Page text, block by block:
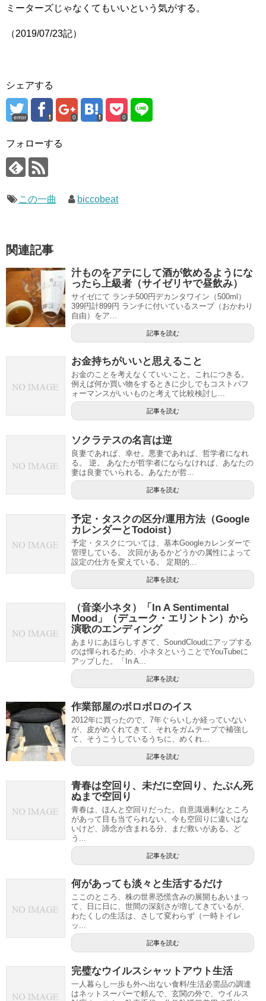
ミーターズじゃなくてもいいという気がする。
（2019/07/23記）
シェアする
error 0 0
フォローする
この一曲 biccobeat
関連記事
汁ものをアテにして酒が飲めるようにな
ったら上級者（サイゼリヤで昼飲み）
サイゼにて ランチ500円デカンタワイン（500ml）
399円計899円 ランチに付いているスープ（おかわり
自由）をア...
記事を読む
お金持ちがいいと思えること
お金のことを考えなくていいこと。これにつきる。
例えば何か買い物をするときに少しでもコストパフ
ォーマンスがいいものと考えて比較検討し...
記事を読む
ソクラテスの名言は逆
良妻であれば、幸せ。悪妻であれば、哲学者になれ
る。 逆。 あなたが哲学者にならなければ、あなたの
妻は良妻でいられる。あなたが哲...
記事を読む
予定・タスクの区分/運用方法（Google
カレンダーとTodoist）
予定・タスクについては、基本Googleカレンダーで
管理している。 次回があるかどうかの属性によって
設定の仕方を変えている。 定期的...
記事を読む
（音楽小ネタ）「In A Sentimental
Mood」（デューク・エリントン）から
演歌のエンディング
あまりにあほらしすぎて、SoundCloudにアップする
のは憚られるため、小ネタということでYouTubeに
アップした。「In A...
記事を読む
作業部屋のボロボロのイス
2012年に買ったので、7年ぐらいしか経っていない
が、皮がめくれてきて、それをガムテープで補強し
て、そうこうしているうちに、めくれ...
記事を読む
青春は空回り、未だに空回り、たぶん死
ぬまで空回り
青春は、ほんと空回りだった。自意識過剰なところ
があって目も当てられない。今も空回りに違いはな
いけど、諦念が含まれる分、まだ救いがある。ど
う...
記事を読む
何があっても淡々と生活するだけ
ここのところ、株の世界恐慌含みの展開もあいまっ
て、日に日に、世間の深刻さが増してきているが、
わたくしの生活は、さして変わらず（一時トイレ
ッ...
記事を読む
完璧なウイルスシャットアウト生活
一人暮らし一歩も外へ出ない食料/生活必需品の調達
はネットスーパーで頼んで、玄関の外で、ウイルス